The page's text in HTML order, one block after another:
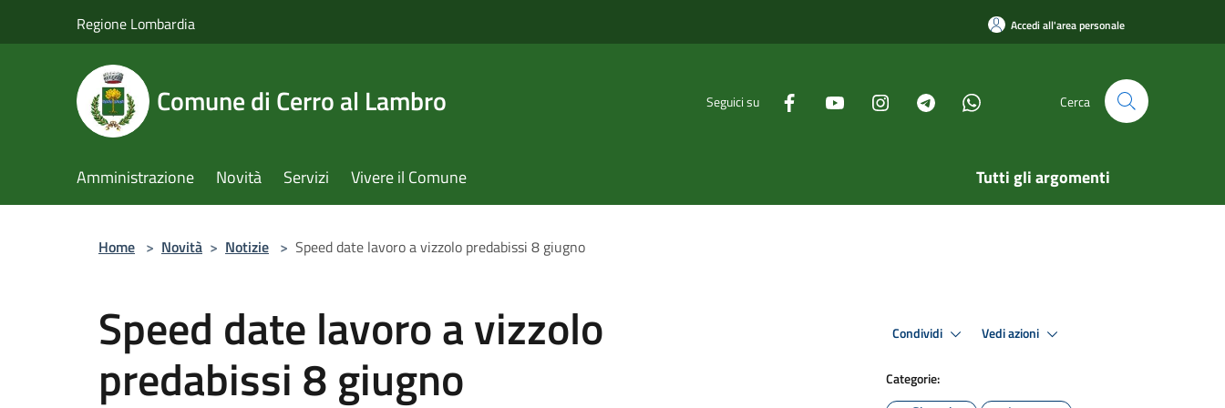
Regione Lombardia Accedi all'area personale
Comune di Cerro al Lambro Seguici su Cerca
Amministrazione Novità Servizi Vivere il Comune Tutti gli argomenti
Home > Novità > Notizie > Speed date lavoro a vizzolo predabissi 8 giugno
Speed date lavoro a vizzolo
predabissi 8 giugno
Condividi Vedi azioni
Categorie: